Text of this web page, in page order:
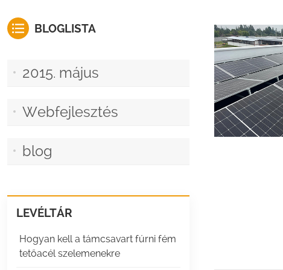
BLOGLISTA
2015. május
Webfejlesztés
blog
LEVÉLTÁR
Hogyan kell a támcsavart fúrni fém
tetőacél szelemenekre